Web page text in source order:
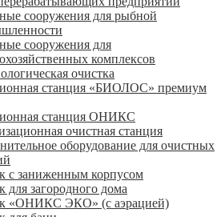
сооружения для рыбной
сооружения для
комплексов
очистка
станция «БИОЛОС» премиум
станция ОНИКС
очистная станция
оборудование для очистных
с заниженным корпусом
для загородного дома
«ОНИКС ЭКО» (с аэрацией)